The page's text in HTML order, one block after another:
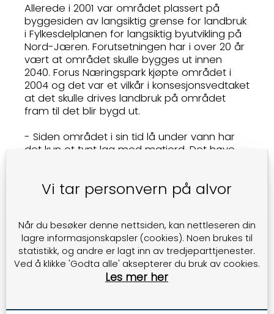
Allerede i 2001 var området plassert på
byggesiden av langsiktig grense for landbruk
i Fylkesdelplanen for langsiktig byutvikling på
Nord-Jæren. Forutsetningen har i over 20 år
vært at området skulle bygges ut innen
2040. Forus Næringspark kjøpte området i
2004 og det var et vilkår i konsesjonsvedtaket
at det skulle drives landbruk på området
fram til det blir bygd ut.
- Siden området i sin tid lå under vann har
det kun et tynt lag med matjord. Det høye
det gammel, uttørket torvmyr og lengre
nede såkalt gytje, en blanding av leire og
kanalen på andre siden av Forusbeen, må vi
pumpe overvannet opp i kanalen for at
området ikke skal stå under vann, forteller
daglig leder i Forus Næringspark, Stein Racin
Grødem. Torven og det tynne laget med
Vi tar personvern på alvor
Når du besøker denne nettsiden, kan nettleseren din
lagre informasjonskapsler (cookies). Noen brukes til
statistikk, og andre er lagt inn av tredjeparttjenester.
Ved å klikke 'Godta alle' aksepterer du bruk av cookies.
Les mer her